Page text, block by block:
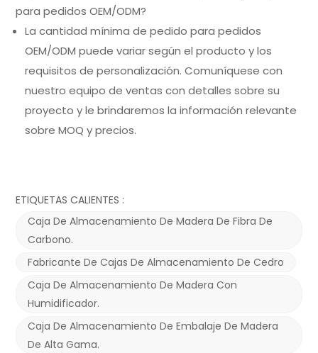
para pedidos OEM/ODM?
La cantidad mínima de pedido para pedidos
OEM/ODM puede variar según el producto y los
requisitos de personalización. Comuníquese con
nuestro equipo de ventas con detalles sobre su
proyecto y le brindaremos la información relevante
sobre MOQ y precios.
ETIQUETAS CALIENTES :
Caja De Almacenamiento De Madera De Fibra De
Carbono.
Fabricante De Cajas De Almacenamiento De Cedro
Caja De Almacenamiento De Madera Con
Humidificador.
Caja De Almacenamiento De Embalaje De Madera
De Alta Gama.